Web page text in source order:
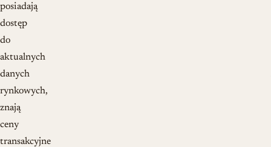
posiadają
dostęp
do
aktualnych
danych
rynkowych,
znają
ceny
transakcyjne